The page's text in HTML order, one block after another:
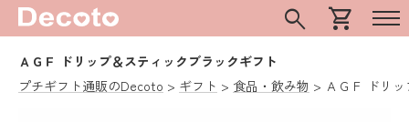
search shopping_cart
ＡＧＦ ドリップ＆スティックブラックギフト
プチギフト通販のDecoto
ギフト 食品・飲み物 ＡＧＦ ドリ